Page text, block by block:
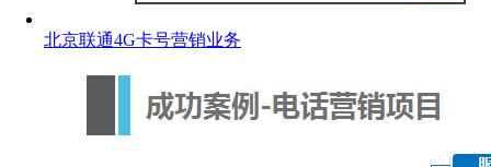
北京联通4G卡号营销业务